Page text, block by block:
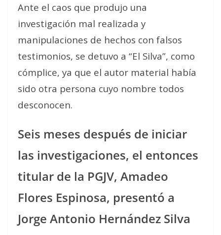
Ante el caos que produjo una
investigación mal realizada y
manipulaciones de hechos con falsos
testimonios, se detuvo a “El Silva”, como
cómplice, ya que el autor material había
sido otra persona cuyo nombre todos
desconocen.
Seis meses después de iniciar
las investigaciones, el entonces
titular de la PGJV, Amadeo
Flores Espinosa, presentó a
Jorge Antonio Hernández Silva